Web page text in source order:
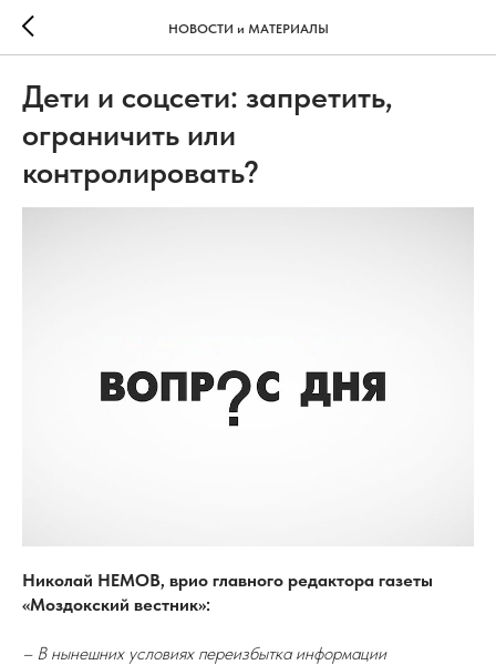
НОВОСТИ и МАТЕРИАЛЫ
Дети и соцсети: запретить,
ограничить или
контролировать?
Николай НЕМОВ, врио главного редактора газеты
«Моздокский вестник»:
– В нынешних условиях переизбытка информации